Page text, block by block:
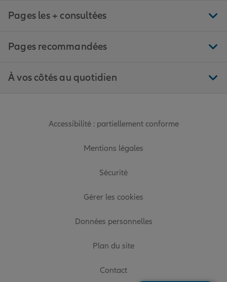
Pages les + consultées
Pages recommandées
À vos côtés au quotidien
Accessibilité : partiellement conforme
Mentions légales
Sécurité
Gérer les cookies
Données personnelles
Plan du site
Contact